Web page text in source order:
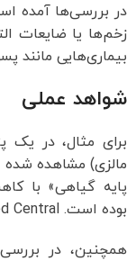
در بررسی‌ها آمده
زخم‌ها یا ضایعات
بیماری‌هایی مانند
شواهد عملی
برای مثال، در
مالزی) مشاهده
پایه گیاهی» با
بوده است. Central
همچنین، در